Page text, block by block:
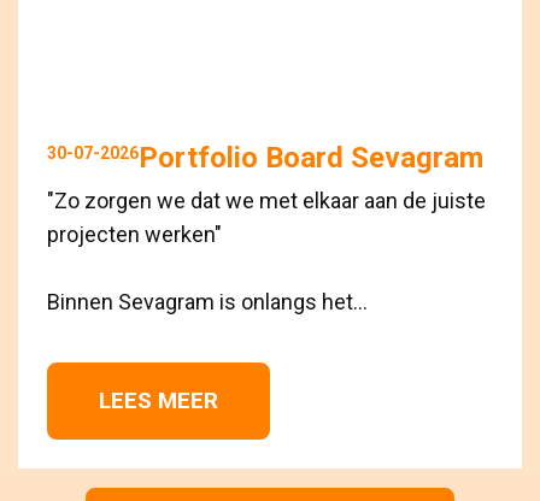
30-07-2026Portfolio Board Sevagram
"Zo zorgen we dat we met elkaar aan de juiste
projecten werken"
Binnen Sevagram is onlangs het...
LEES MEER